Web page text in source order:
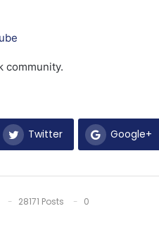
community.
Twitter Google+
28171 Posts
0